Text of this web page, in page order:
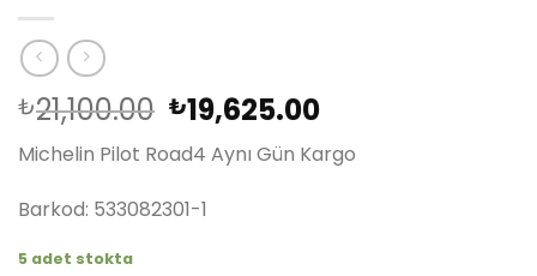
₺21,100.00 Orijinal
fiyat:
₺21,100.00.
₺19,625.00Şu
fiyat:
Michelin Pilot Road4 Aynı Gün Kargo
Barkod: 533082301-1
5 adet stokta